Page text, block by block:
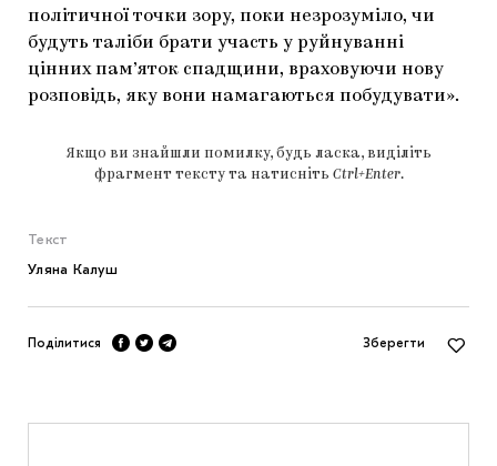
політичної точки зору, поки незрозуміло, чи
будуть таліби брати участь у руйнуванні
цінних пам’яток спадщини, враховуючи нову
розповідь, яку вони намагаються побудувати».
Якщо ви знайшли помилку, будь ласка, виділіть
фрагмент тексту та натисніть Ctrl+Enter.
Текст
Уляна Калуш
Поділитися Зберегти